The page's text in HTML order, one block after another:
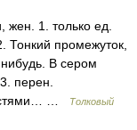
1. только ед.
Тонкий промежуток,
В сером
перен.
…
Толковый